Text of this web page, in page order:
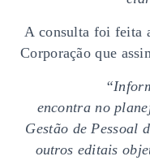
A consulta foi feita
Corporação que
“Informo a
encontra no
Gestão de Pessoal
outros editais